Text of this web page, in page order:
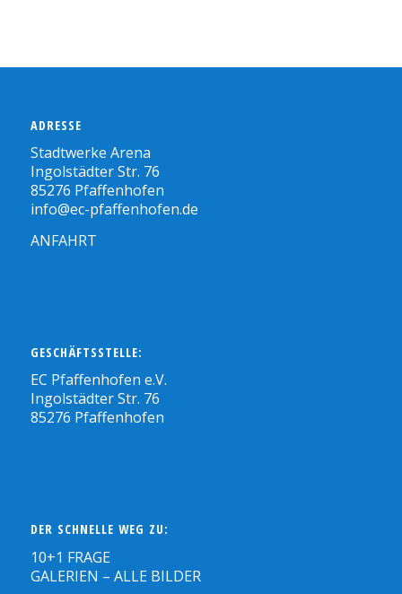
ADRESSE
Stadtwerke Arena
Ingolstädter Str. 76
85276 Pfaffenhofen
info@ec-pfaffenhofen.de
ANFAHRT
GESCHÄFTSSTELLE:
EC Pfaffenhofen e.V.
Ingolstädter Str. 76
85276 Pfaffenhofen
DER SCHNELLE WEG ZU:
10+1 FRAGE
GALERIEN – ALLE BILDER